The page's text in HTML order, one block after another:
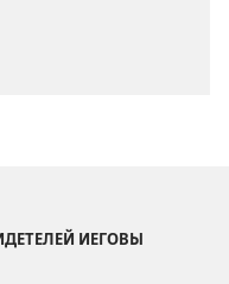
ИЕГОВЫ